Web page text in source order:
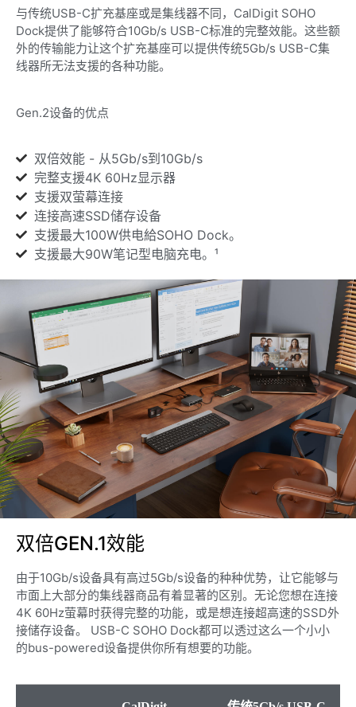
与传统USB-C扩充基座或是集线器不同，CalDigit SOHO
Dock提供了能够符合10Gb/s USB-C标准的完整效能。这些额
外的传输能力让这个扩充基座可以提供传统5Gb/s USB-C集
线器所无法支援的各种功能。
Gen.2设备的优点
双倍效能 - 从5Gb/s到10Gb/s
完整支援4K 60Hz显示器
支援双萤幕连接
连接高速SSD储存设备
支援最大100W供电給SOHO Dock。
支援最大90W笔记型电脑充电。¹
双倍GEN.1效能
由于10Gb/s设备具有高过5Gb/s设备的种种优势，让它能够与
市面上大部分的集线器商品有着显著的区别。无论您想在连接
4K 60Hz萤幕时获得完整的功能，或是想连接超高速的SSD外
接储存设备。 USB-C SOHO Dock都可以透过这么一个小小
的bus-powered设备提供你所有想要的功能。